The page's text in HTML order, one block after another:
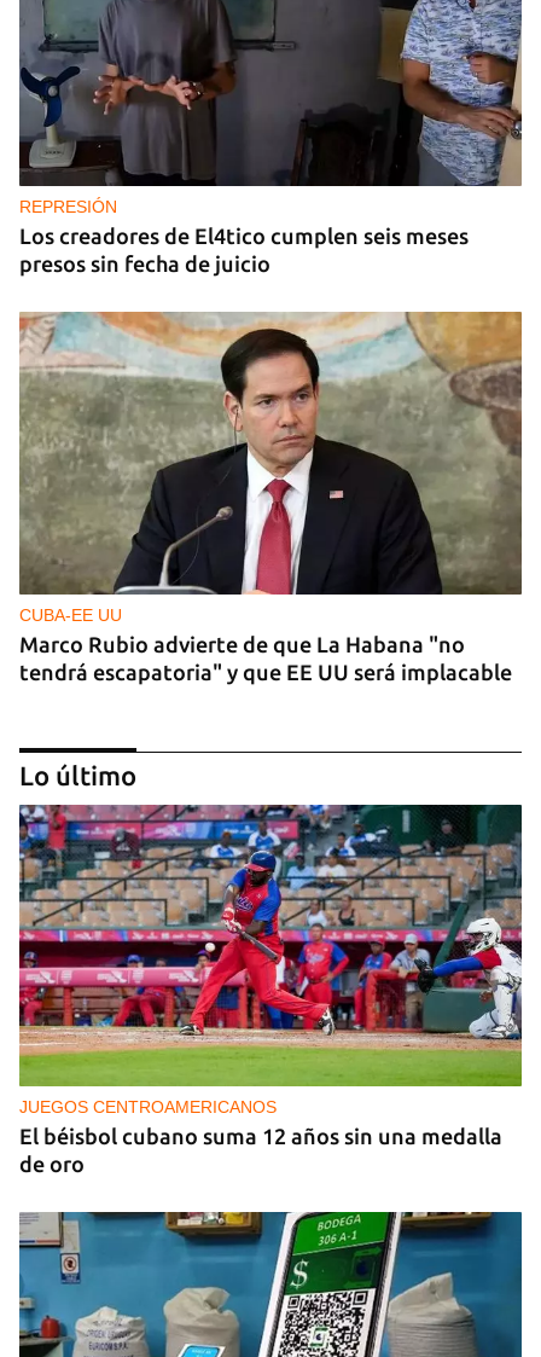
REPRESIÓN
Los creadores de El4tico cumplen seis meses
presos sin fecha de juicio
CUBA-EE UU
Marco Rubio advierte de que La Habana "no
tendrá escapatoria" y que EE UU será implacable
PODCAST
Cafecito informativo del viernes 7 de agosto de
2026
Lo último
JUEGOS CENTROAMERICANOS
El béisbol cubano suma 12 años sin una medalla
de oro